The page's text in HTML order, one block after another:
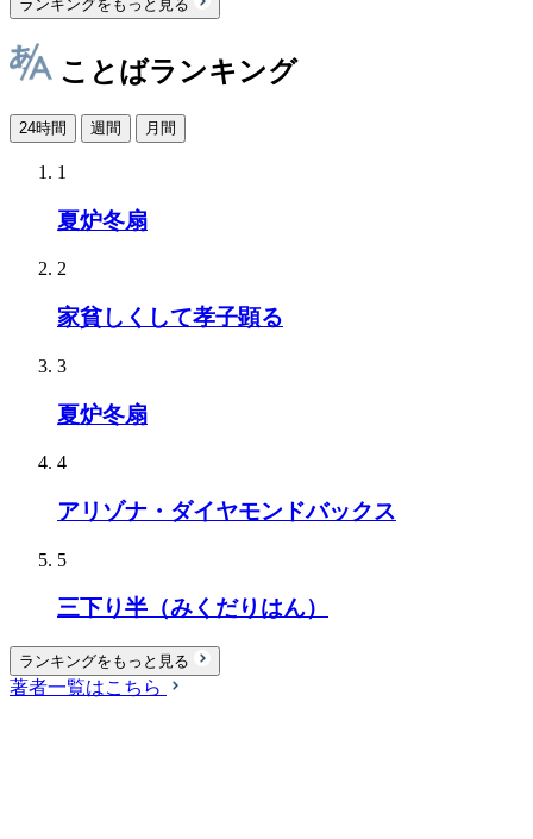
ランキングをもっと見る
ことばランキング
24時間 週間 月間
1
夏炉冬扇
2
家貧しくして孝子顕る
3
夏炉冬扇
4
アリゾナ・ダイヤモンドバックス
5
三下り半（みくだりはん）
ランキングをもっと見る
著者一覧はこちら